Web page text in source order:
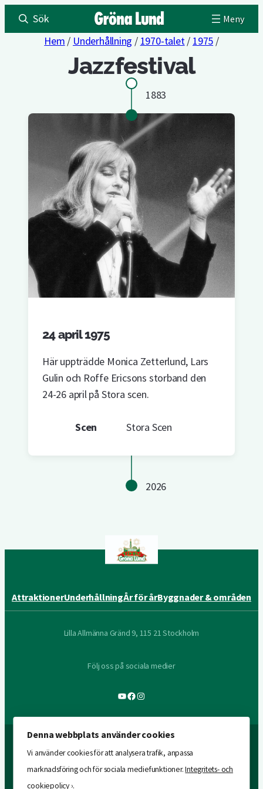
Sök
Hem / Underhållning / 1970-talet/ 1975 /
Jazzfestival
1883
24 april 1975
Här uppträdde Monica Zetterlund, Lars
Gulin och Roffe Ericsons storband den
24-26 april på Stora scen.
Scen Stora Scen
2026
AttraktionerUnderhållningÅr för årByggnader & områden
Lilla Allmänna Gränd 9, 115 21 Stockholm
Följ oss på sociala medier
YouTube
Facebook
Instagram
Denna webbplats använder cookies
Vi använder cookies för att analysera trafik, anpassa
marknadsföring och för sociala mediefunktioner.Integritets- och
cookiepolicy ›.